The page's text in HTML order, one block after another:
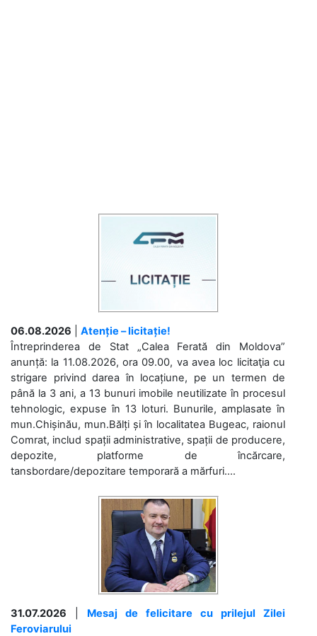
06.08.2026
Atenție – licitație!
Întreprinderea de Stat „Calea Ferată din Moldova”
anunță: la 11.08.2026, ora 09.00, va avea loc licitaţia cu
strigare privind darea în locațiune, pe un termen de
până la 3 ani, a 13 bunuri imobile neutilizate în procesul
tehnologic, expuse în 13 loturi. Bunurile, amplasate în
mun.Chișinău, mun.Bălți și în localitatea Bugeac, raionul
Comrat, includ spații administrative, spații de producere,
depozite, platforme de încărcare,
tansbordare/depozitare temporară a mărfuri....
31.07.2026
Mesaj de felicitare cu prilejul Zilei
Feroviarului